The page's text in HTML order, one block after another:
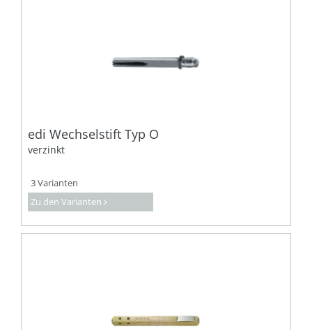
edi Wechselstift Typ O
verzinkt
3 Varianten
Zu den Varianten